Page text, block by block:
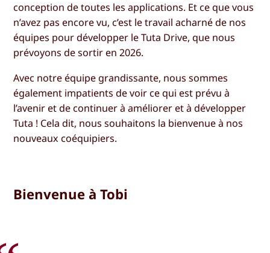
conception de toutes les applications. Et ce que vous
n’avez pas encore vu, c’est le travail acharné de nos
équipes pour développer le Tuta Drive, que nous
prévoyons de sortir en 2026.
Avec notre équipe grandissante, nous sommes
également impatients de voir ce qui est prévu à
l’avenir et de continuer à améliorer et à développer
Tuta ! Cela dit, nous souhaitons la bienvenue à nos
nouveaux coéquipiers.
Bienvenue à Tobi